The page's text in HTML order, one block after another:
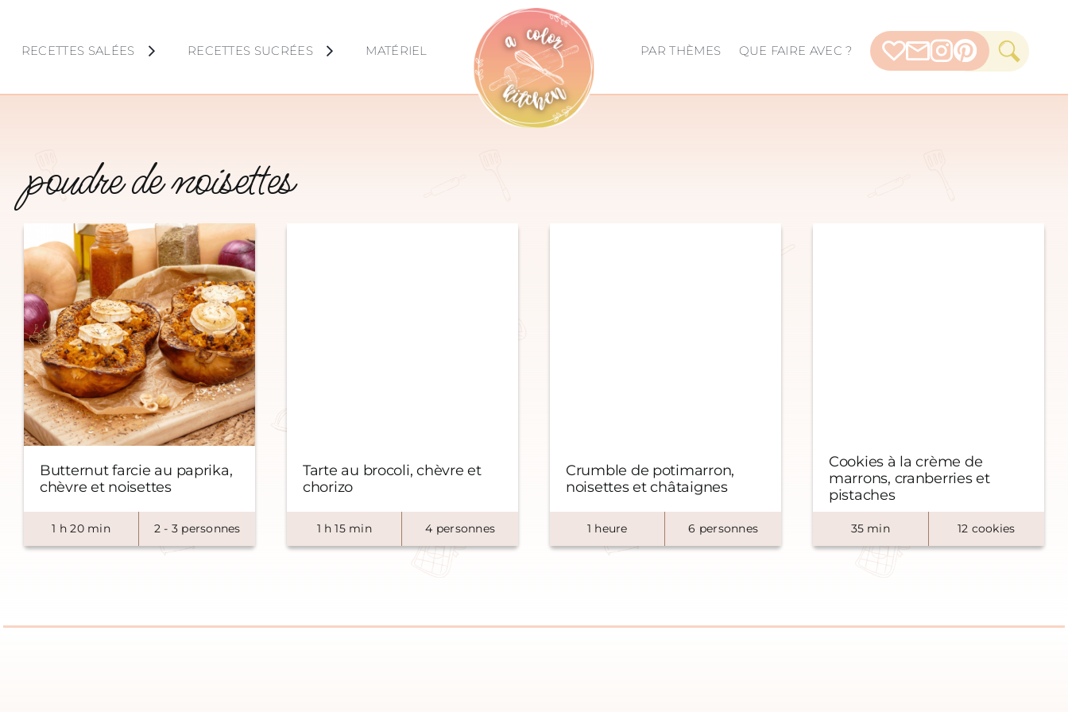
content
RECETTES SALÉES RECETTES SUCRÉES MATÉRIEL PAR THÈMES QUE FAIRE AVEC ?
poudre de noisettes
Butternut farcie au paprika,
chèvre et noisettes
1 h20min 2 - 3 personnes
Tarte au brocoli, chèvre et
chorizo
1 h15min 4 personnes
Crumble de potimarron,
noisettes et châtaignes
1 heure 6 personnes
Cookies à la crème de
marrons, cranberries et
pistaches
35 min 12 cookies